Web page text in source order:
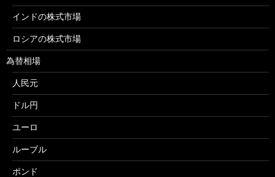
インドの株式市場
ロシアの株式市場
為替相場
人民元
ドル円
ユーロ
ルーブル
ポンド